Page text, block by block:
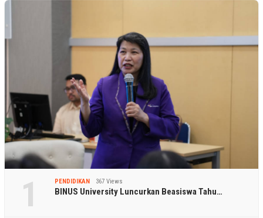
1 PENDIDIKAN 367 Views
BINUS University Luncurkan Beasiswa Tahu…